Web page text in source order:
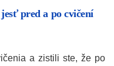
pred a po cvičení
a zistili ste, že po